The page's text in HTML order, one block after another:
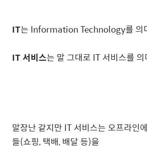
IT는 Information Technology를 의
IT 서비스는 말 그대로 IT 서비스를
말장난 같지만 IT 서비스는 오프라인
들(쇼핑, 택배, 배달 등)을